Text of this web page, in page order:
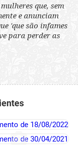
que, sem
e anunciam
'que são infames
para perder as